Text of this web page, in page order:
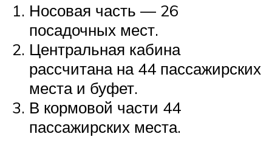
Носовая часть — 26
посадочных мест.
Центральная кабина
рассчитана на 44 пассажирских
места и буфет.
В кормовой части 44
пассажирских места.